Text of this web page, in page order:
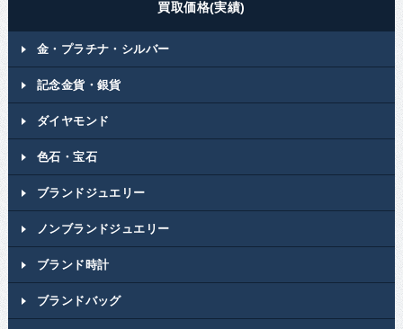
買取価格(実績)
金・プラチナ・シルバー
記念金貨・銀貨
ダイヤモンド
色石・宝石
ブランドジュエリー
ノンブランドジュエリー
ブランド時計
ブランドバッグ